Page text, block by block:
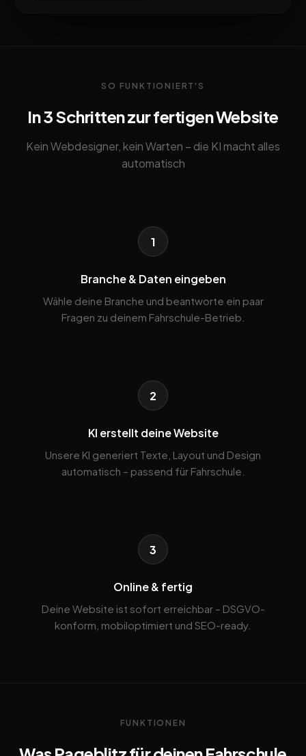
SO FUNKTIONIERT'S
In 3 Schritten zur fertigen Website
Kein Webdesigner, kein Warten – die KI macht alles
automatisch
1
Branche & Daten eingeben
Wähle deine Branche und beantworte ein paar
Fragen zu deinem Fahrschule-Betrieb.
2
KI erstellt deine Website
Unsere KI generiert Texte, Layout und Design
automatisch – passend für Fahrschule.
3
Online & fertig
Deine Website ist sofort erreichbar – DSGVO-
konform, mobiloptimiert und SEO-ready.
FUNKTIONEN